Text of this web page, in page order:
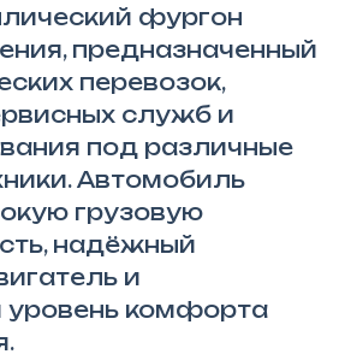
фургон
предназначенный
перевозок,
служб и
под различные
Автомобиль
грузовую
надёжный
и
уровень комфорта